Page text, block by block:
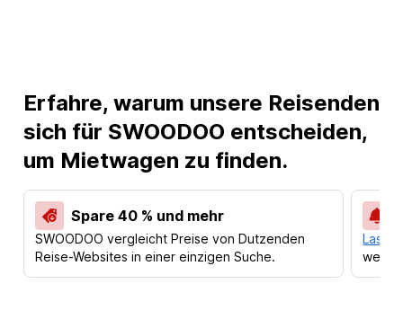
Erfahre, warum unsere Reisenden
sich für SWOODOO entscheiden,
um Mietwagen zu finden.
Spare 40 % und mehr
SWOODOO vergleicht Preise von Dutzenden
Reise-Websites in einer einzigen Suche.
Lass